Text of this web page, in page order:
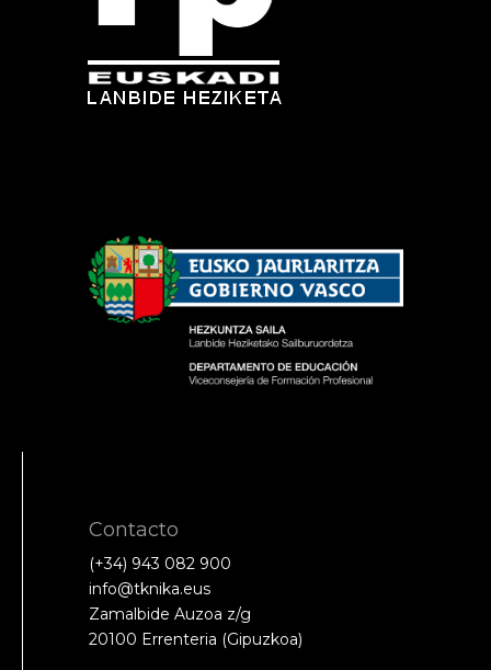
Contacto
(+34) 943 082 900
info@tknika.eus
Zamalbide Auzoa z/g
20100 Errenteria (Gipuzkoa)